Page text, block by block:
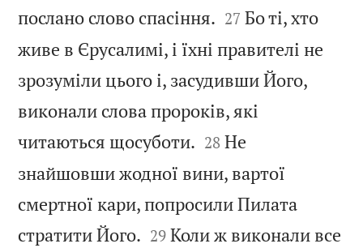
послано слово спасіння. 

27 Бо ті, хто
живе в Єрусалимі, і їхні правителі не
зрозуміли цього і, засудивши Його,
виконали слова пророків, які
читаються щосуботи. 

28 Не
знайшовши жодної вини, вартої
смертної кари, попросили Пилата
стратити Його. 

29 Коли ж виконали все